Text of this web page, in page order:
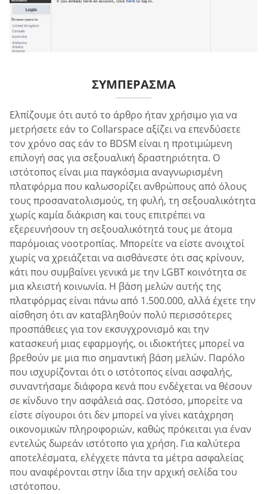
ΣΥΜΠΈΡΑΣΜΑ
Ελπίζουμε ότι αυτό το άρθρο ήταν χρήσιμο για να
μετρήσετε εάν το Collarspace αξίζει να επενδύσετε
τον χρόνο σας εάν το BDSM είναι η προτιμώμενη
επιλογή σας για σεξουαλική δραστηριότητα. Ο
ιστότοπος είναι μια παγκόσμια αναγνωρισμένη
πλατφόρμα που καλωσορίζει ανθρώπους από όλους
τους προσανατολισμούς, τη φυλή, τη σεξουαλικότητα
χωρίς καμία διάκριση και τους επιτρέπει να
εξερευνήσουν τη σεξουαλικότητά τους με άτομα
παρόμοιας νοοτροπίας. Μπορείτε να είστε ανοιχτοί
χωρίς να χρειάζεται να αισθάνεστε ότι σας κρίνουν,
κάτι που συμβαίνει γενικά με την LGBT κοινότητα σε
μια κλειστή κοινωνία. Η βάση μελών αυτής της
πλατφόρμας είναι πάνω από 1.500.000, αλλά έχετε την
αίσθηση ότι αν καταβληθούν πολύ περισσότερες
προσπάθειες για τον εκσυγχρονισμό και την
κατασκευή μιας εφαρμογής, οι ιδιοκτήτες μπορεί να
βρεθούν με μια πιο σημαντική βάση μελών. Παρόλο
που ισχυρίζονται ότι ο ιστότοπος είναι ασφαλής,
συναντήσαμε διάφορα κενά που ενδέχεται να θέσουν
σε κίνδυνο την ασφάλειά σας. Ωστόσο, μπορείτε να
είστε σίγουροι ότι δεν μπορεί να γίνει κατάχρηση
οικονομικών πληροφοριών, καθώς πρόκειται για έναν
εντελώς δωρεάν ιστότοπο για χρήση. Για καλύτερα
αποτελέσματα, ελέγχετε πάντα τα μέτρα ασφαλείας
που αναφέρονται στην ίδια την αρχική σελίδα του
ιστότοπου.